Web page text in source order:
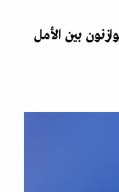
بين الأمل